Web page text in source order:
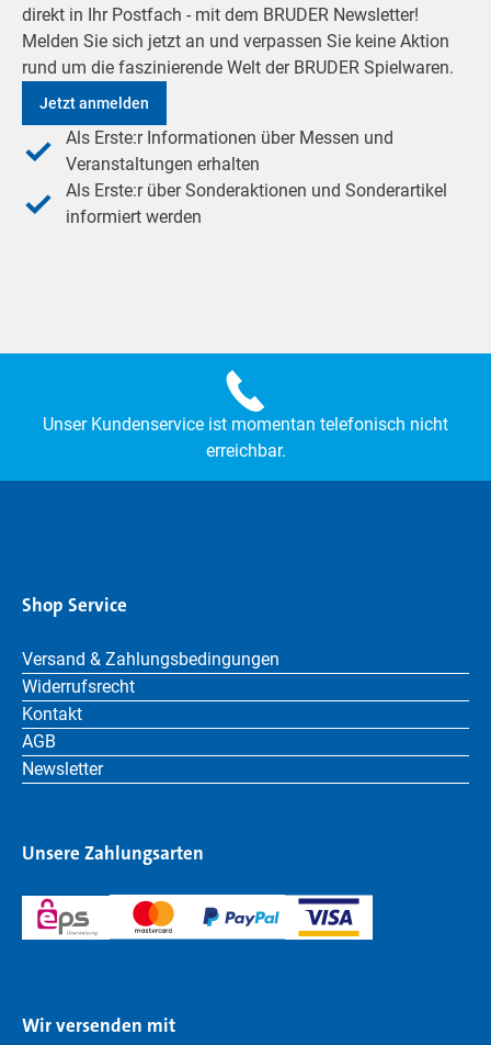
direkt in Ihr Postfach - mit dem BRUDER Newsletter!
Melden Sie sich jetzt an und verpassen Sie keine Aktion
rund um die faszinierende Welt der BRUDER Spielwaren.
Jetzt anmelden
Als Erste:r Informationen über Messen und
Veranstaltungen erhalten
Als Erste:r über Sonderaktionen und Sonderartikel
informiert werden
Unser Kundenservice ist momentan telefonisch nicht
erreichbar.
Shop Service
Versand & Zahlungsbedingungen
Widerrufsrecht
Kontakt
AGB
Newsletter
Unsere Zahlungsarten
Wir versenden mit